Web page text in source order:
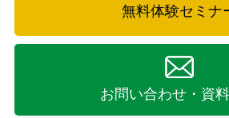
無料体験セミナ
お問い合わせ・資